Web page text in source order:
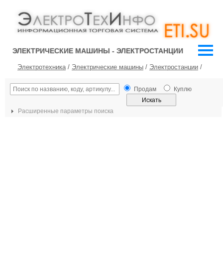
ЭЛЕКТРИЧЕСКИЕ МАШИНЫ - ЭЛЕКТРОСТАНЦИИ
Электротехника/ Электрические машины / Электростанции /
Продам Куплю
Расширенные параметры поиска